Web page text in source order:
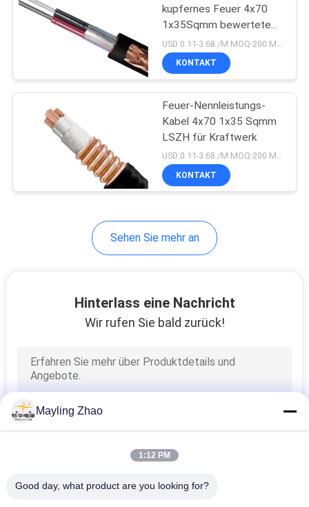
Antenne
zusammengerolltes
Kabel
Gummi umhülltes
Steuerleitungen
kupfernes Feuer 4x70
1x35Sqmm bewertete
Stärke-Isolierung Lszh-
Kabel-1.0mm
KONTAKT
Feuer-Nennleistungs-
Kabel 4x70 1x35 Sqmm
LSZH für Kraftwerk
USD 0.11-3.68 /M MOQ:200 Meter
KONTAKT
Sehen Sie mehr an
Hinterlass eine Nachricht
Wir rufen Sie bald zurück!
Mayling Zhao
1:12 PM
Good day, what product are you looking for?